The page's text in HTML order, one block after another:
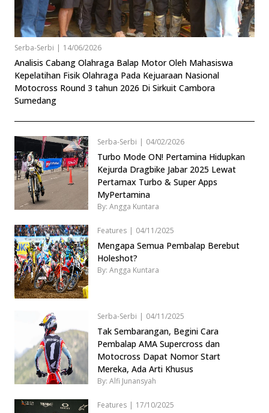
Serba-Serbi | 14/06/2026
Analisis Cabang Olahraga Balap Motor Oleh Mahasiswa
Kepelatihan Fisik Olahraga Pada Kejuaraan Nasional
Motocross Round 3 tahun 2026 Di Sirkuit Cambora
Sumedang
Serba-Serbi | 04/02/2026
Turbo Mode ON! Pertamina Hidupkan
Kejurda Dragbike Jabar 2025 Lewat
Pertamax Turbo & Super Apps
MyPertamina
By: Angga Kuntara
Features | 04/11/2025
Mengapa Semua Pembalap Berebut
Holeshot?
By: Angga Kuntara
Serba-Serbi | 04/11/2025
Tak Sembarangan, Begini Cara
Pembalap AMA Supercross dan
Motocross Dapat Nomor Start
Mereka, Ada Arti Khusus
By: Alfi Junansyah
Features | 17/10/2025